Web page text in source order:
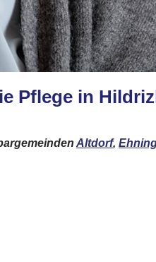
Pflege in
Altdorf,